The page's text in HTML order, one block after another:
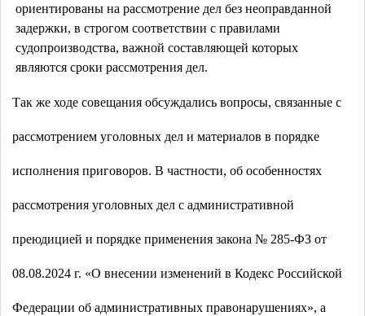
ориентированы на рассмотрение дел без неоправданной
задержки, в строгом соответствии с правилами
судопроизводства, важной составляющей которых
являются сроки рассмотрения дел.
Так же ходе совещания обсуждались вопросы, связанные с
рассмотрением уголовных дел и материалов в порядке
исполнения приговоров. В частности, об особенностях
рассмотрения уголовных дел с административной
преюдицией и порядке применения закона № 285-ФЗ от
08.08.2024 г. «О внесении изменений в Кодекс Российской
Федерации об административных правонарушениях», а